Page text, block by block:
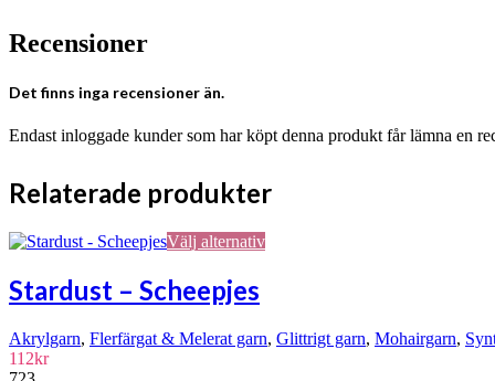
Recensioner
Det finns inga recensioner än.
Endast inloggade kunder som har köpt denna produkt får lämna en
Relaterade produkter
Välj alternativDen
varianter.
Stardust – Scheepjes
Akrylgarn, Flerfärgat & Melerat garn, Glittrigt garn, Mohairgarn,
112kr